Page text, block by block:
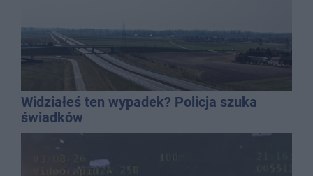
Widziałeś ten wypadek? Policja szuka
świadków